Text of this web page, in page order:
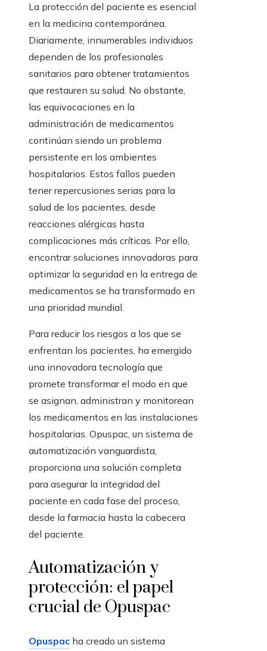
La protección del paciente es esencial
en la medicina contemporánea.
Diariamente, innumerables individuos
dependen de los profesionales
sanitarios para obtener tratamientos
que restauren su salud. No obstante,
las equivocaciones en la
administración de medicamentos
continúan siendo un problema
persistente en los ambientes
hospitalarios. Estos fallos pueden
tener repercusiones serias para la
salud de los pacientes, desde
reacciones alérgicas hasta
complicaciones más críticas. Por ello,
encontrar soluciones innovadoras para
optimizar la seguridad en la entrega de
medicamentos se ha transformado en
una prioridad mundial.
Para reducir los riesgos a los que se
enfrentan los pacientes, ha emergido
una innovadora tecnología que
promete transformar el modo en que
se asignan, administran y monitorean
los medicamentos en las instalaciones
hospitalarias. Opuspac, un sistema de
automatización vanguardista,
proporciona una solución completa
para asegurar la integridad del
paciente en cada fase del proceso,
desde la farmacia hasta la cabecera
del paciente.
Automatización y
protección: el papel
crucial de Opuspac
Opuspac ha creado un sistema